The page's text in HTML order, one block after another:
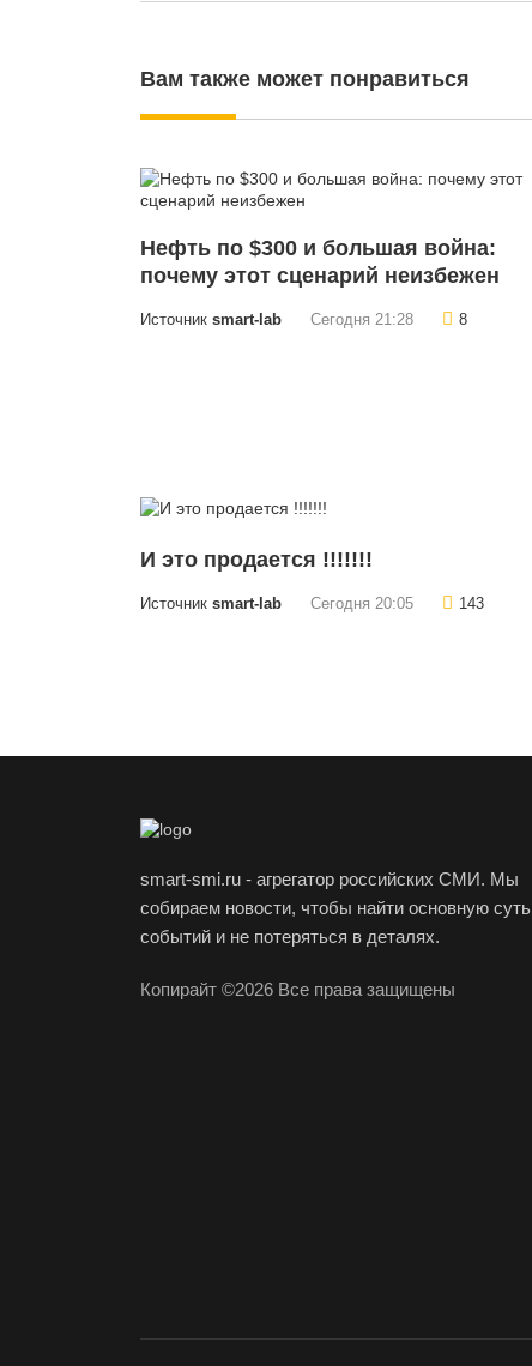
Вам также может понравиться
Нефть по $300 и большая война:
почему этот сценарий неизбежен
Источник smart-lab Сегодня 21:28 8
И это продается !!!!!!!
Источник smart-lab Сегодня 20:05 143
smart-smi.ru - агрегатор российских СМИ. Мы
собираем новости, чтобы найти основную суть
событий и не потеряться в деталях.
Копирайт ©2026 Все права защищены